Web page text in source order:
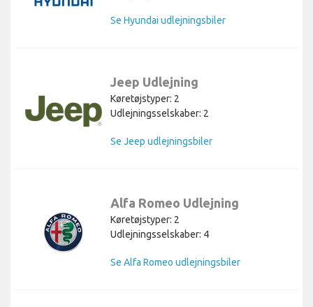
Se Hyundai udlejningsbiler
Jeep Udlejning
Køretøjstyper: 2
Udlejningsselskaber: 2
Se Jeep udlejningsbiler
Alfa Romeo Udlejning
Køretøjstyper: 2
Udlejningsselskaber: 4
Se Alfa Romeo udlejningsbiler